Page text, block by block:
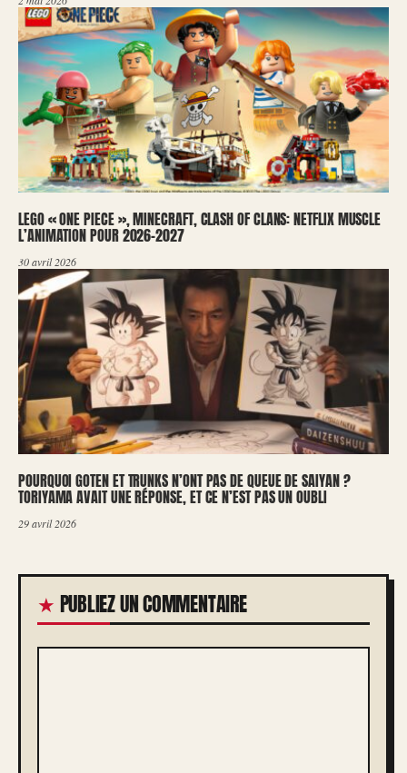
LEGO « ONE PIECE », MINECRAFT, CLASH OF CLANS: NETFLIX MUSCLE
L’ANIMATION POUR 2026-2027
30 avril 2026
POURQUOI GOTEN ET TRUNKS N’ONT PAS DE QUEUE DE SAIYAN ?
TORIYAMA AVAIT UNE RÉPONSE, ET CE N’EST PAS UN OUBLI
29 avril 2026
PUBLIEZ UN COMMENTAIRE
COMMENTAIRE